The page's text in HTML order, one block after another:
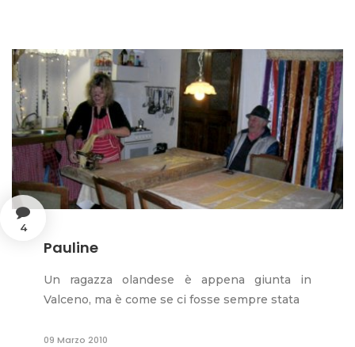
4
Pauline
Un ragazza olandese è appena giunta in
Valceno, ma è come se ci fosse sempre stata
09 Marzo 2010